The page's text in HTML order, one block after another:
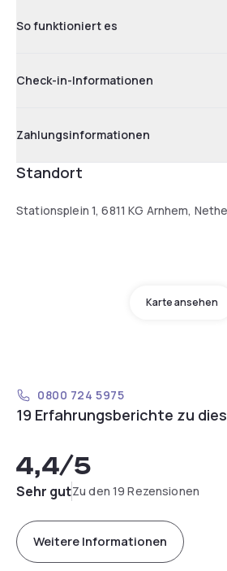
So funktioniert es
Check-in-Informationen
Zahlungsinformationen
Standort
Stationsplein 1, 6811 KG Arnhem,
Karte ansehen
0800 724 5975
19 Erfahrungsberichte zu
4,4/5
Sehr gutZu den 19 Rezensionen
Weitere Informationen